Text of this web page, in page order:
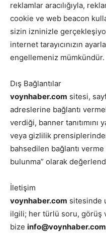
reklamlar aracılığıyla,
cookie ve web beacon
sizin izninizle
internet tarayıcınızın
engellemeniz mümkündür.
Dış Bağlantılar
voynhaber.com sitesi,
adreslerine bağlantı
verdiği, banner tanıtımını
veya gizlilik
bahsedilen bağlantı
bulunma” olarak
İletişim
voynhaber.com sitesinde
ilgili; her türlü soru, görüş
bize info@voynhaber.com